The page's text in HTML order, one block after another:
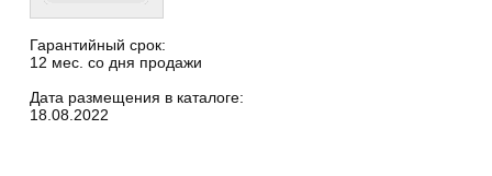
Гарантийный срок:
12 мес. со дня продажи
Дата размещения в каталоге:
18.08.2022